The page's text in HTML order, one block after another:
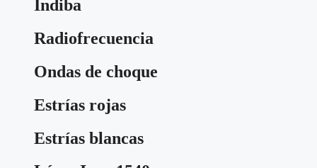
Indiba
Radiofrecuencia
Ondas de choque
Estrías rojas
Estrías blancas